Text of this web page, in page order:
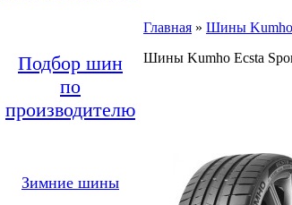
Подбор шин
по
производителю
Зимние шины
Главная » Шины Kumho
Шины Kumho Ecsta